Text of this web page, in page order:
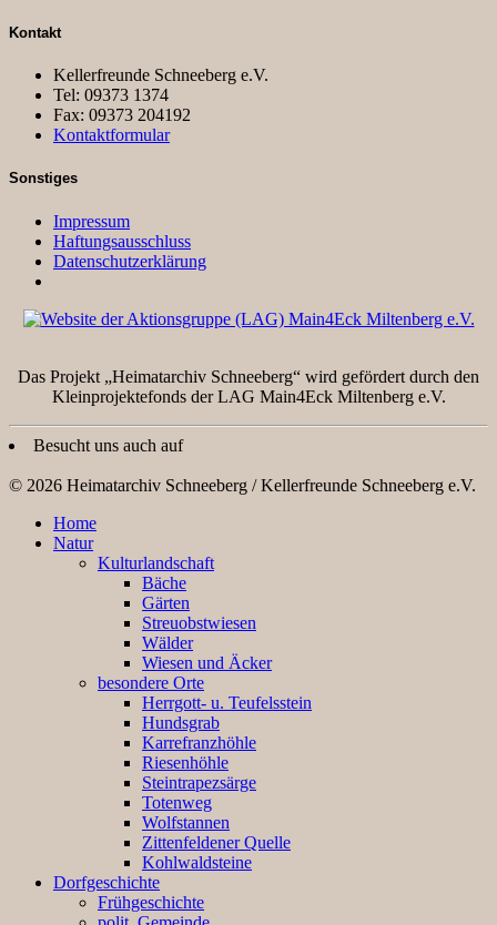
Kontakt
Kellerfreunde Schneeberg e.V.
Tel: 09373 1374
Fax: 09373 204192
Kontaktformular
Sonstiges
Impressum
Haftungsausschluss
Datenschutzerklärung
Das Projekt „Heimatarchiv Schneeberg“ wird gefördert durch den
Kleinprojektefonds der LAG Main4Eck Miltenberg e.V.
Besucht uns auch auf
© 2026 Heimatarchiv Schneeberg / Kellerfreunde Schneeberg e.V.
Home
Natur
Kulturlandschaft
Bäche
Gärten
Streuobstwiesen
Wälder
Wiesen und Äcker
besondere Orte
Herrgott- u. Teufelsstein
Hundsgrab
Karrefranzhöhle
Riesenhöhle
Steintrapezsärge
Totenweg
Wolfstannen
Zittenfeldener Quelle
Kohlwaldsteine
Dorfgeschichte
Frühgeschichte